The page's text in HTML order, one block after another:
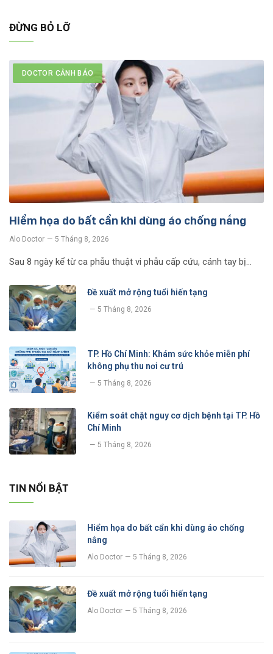
ĐỪNG BỎ LỠ
DOCTOR CẢNH BÁO
Hiểm họa do bất cẩn khi dùng áo chống nắng
Alo Doctor 5 Tháng 8, 2026
Sau 8 ngày kể từ ca phẫu thuật vi phẫu cấp cứu, cánh tay bị…
Đề xuất mở rộng tuổi hiến tạng
5 Tháng 8, 2026
TP. Hồ Chí Minh: Khám sức khỏe miễn phí
không phụ thu nơi cư trú
5 Tháng 8, 2026
Kiểm soát chặt nguy cơ dịch bệnh tại TP. Hồ
Chí Minh
5 Tháng 8, 2026
TIN NỔI BẬT
Hiểm họa do bất cẩn khi dùng áo chống
nắng
Alo Doctor 5 Tháng 8, 2026
Đề xuất mở rộng tuổi hiến tạng
Alo Doctor 5 Tháng 8, 2026